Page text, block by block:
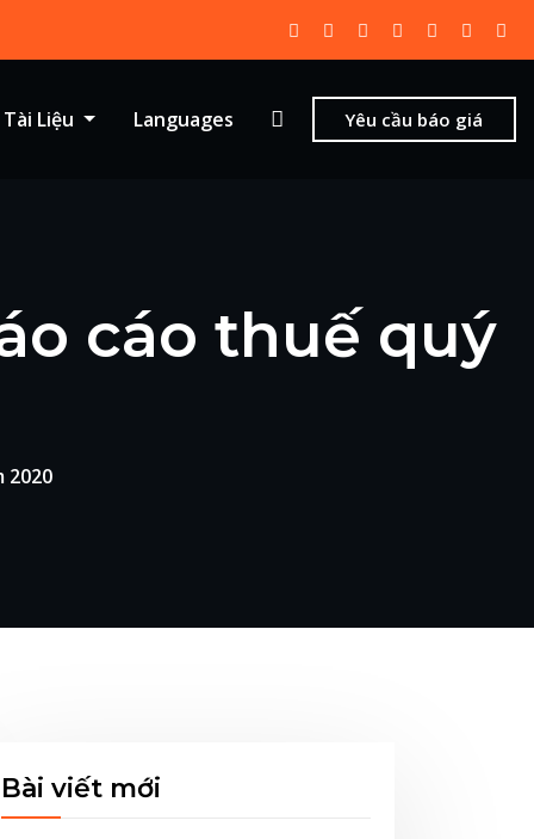
Tài Liệu Languages Yêu cầu báo giá
cáo thuế quý
2020
Bài viết mới